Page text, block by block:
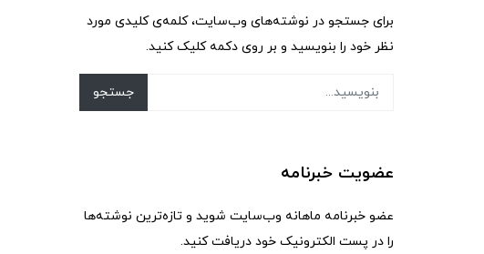
برای جستجو در نوشته‌های وب‌سایت، کلمه‌ی کلیدی مورد
نظر خود را بنویسید و بر روی دکمه کلیک کنید.
جستجو
عضویت خبرنامه
عضو خبرنامه ماهانه وب‌سایت شوید و تازه‌ترین نوشته‌ها
را در پست الکترونیک خود دریافت کنید.